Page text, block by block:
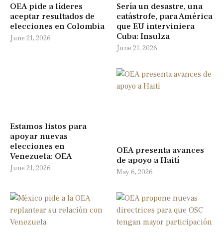
OEA pide a líderes
aceptar resultados de
elecciones en Colombia
June 21, 2026
Sería un desastre, una
catástrofe, para América
que EU interviniera
Cuba: Insulza
June 21, 2026
Estamos listos para
apoyar nuevas
elecciones en
Venezuela: OEA
June 21, 2026
OEA presenta avances
de apoyo a Haití
May 6, 2026